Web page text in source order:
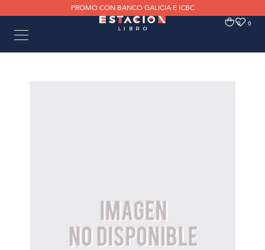
PROMO CON BANCO GALICIA E ICBC
0 0